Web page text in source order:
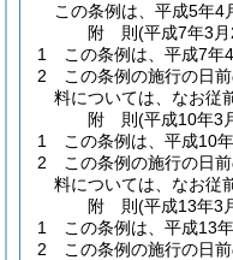
この条例は、平成5年4
附 則(平成7年3
1
この条例は、平成7年
2
この条例の施行の日
料については、なお従
附 則(平成10年3
1
この条例は、平成10
2
この条例の施行の日
料については、なお従
附 則(平成13年3
1
この条例は、平成13
2
この条例の施行の日